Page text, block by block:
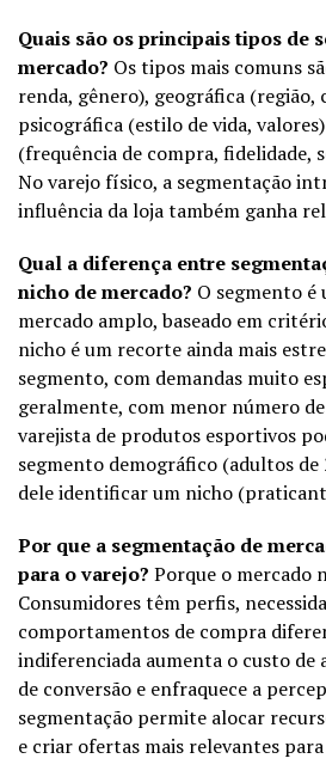
Quais são os principais tipos de
mercado? Os tipos mais comuns
renda, gênero), geográfica (região,
psicográfica (estilo de vida,
(frequência de compra, fidelidade,
No varejo físico, a segmentação
influência da loja também ganha
Qual a diferença entre
nicho de mercado? O segmento
mercado amplo, baseado em
nicho é um recorte ainda mais
segmento, com demandas muito
geralmente, com menor número
varejista de produtos esportivos
segmento demográfico (adultos de
dele identificar um nicho
Por que a segmentação de
para o varejo? Porque o mercado
Consumidores têm perfis,
comportamentos de compra
indiferenciada aumenta o custo de
de conversão e enfraquece a
segmentação permite alocar
e criar ofertas mais relevantes